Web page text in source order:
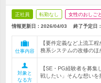
正社員 転勤なし 女性のおしご
情報更新日：2026/04/03 終了予定日：
仕事内容
【要件定義など上流工
務系システムの改修のほ
対象と
なる方
【SE・PG経験者を募
戦したい」そんな想いを